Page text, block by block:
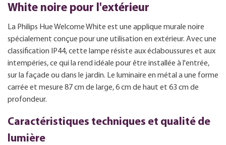
White noire pour l'extérieur
La Philips Hue Welcome White est une applique murale noire
spécialement conçue pour une utilisation en extérieur. Avec une
classification IP44, cette lampe résiste aux éclaboussures et aux
intempéries, ce qui la rend idéale pour être installée à l'entrée,
sur la façade ou dans le jardin. Le luminaire en métal a une forme
carrée et mesure 87 cm de large, 6 cm de haut et 63 cm de
profondeur.
Caractéristiques techniques et qualité de
lumière